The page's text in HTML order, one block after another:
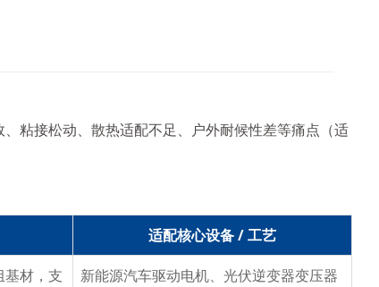
粘接松动、散热适配不足、户外耐候性差等痛点（适
适配核心设备 / 工艺
材，支
新能源汽车驱动电机、光伏逆变器变压器